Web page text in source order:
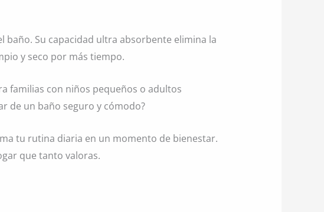
baño. Su capacidad ultra absorbente elimina la
y seco por más tiempo.
familias con niños pequeños o adultos
de un baño seguro y cómodo?
tu rutina diaria en un momento de bienestar.
que tanto valoras.